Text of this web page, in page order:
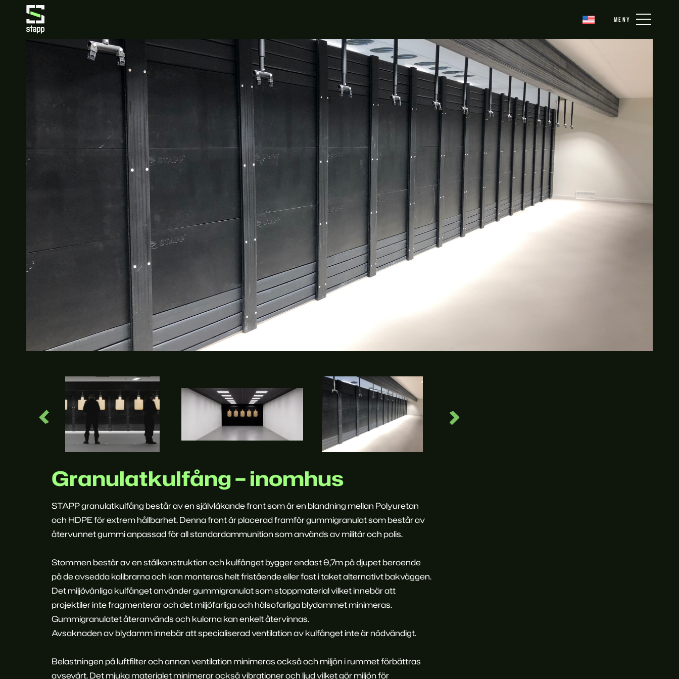
Granulatkulfång – inomhus
STAPP granulatkulfång består av en självläkande front som är en blandning mellan Polyuretan
och HDPE för extrem hållbarhet. Denna front är placerad framför gummigranulat som består av
återvunnet gummi anpassad för all standardammunition som används av militär och polis.
Stommen består av en stålkonstruktion och kulfånget bygger endast 0,7m på djupet beroende
på de avsedda kalibrarna och kan monteras helt fristående eller fast i taket alternativt bakväggen.
Det miljövänliga kulfånget använder gummigranulat som stoppmaterial vilket innebär att
projektiler inte fragmenterar och det miljöfarliga och hälsofarliga blydammet minimeras.
Gummigranulatet återanvänds och kulorna kan enkelt återvinnas.
Avsaknaden av blydamm innebär att specialiserad ventilation av kulfånget inte är nödvändigt.
Belastningen på luftfilter och annan ventilation minimeras också och miljön i rummet förbättras
avsevärt. Det mjuka materialet minimerar också vibrationer och ljud vilket gör miljön för